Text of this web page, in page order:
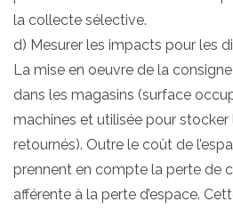
la collecte sélective.
d) Mesurer les impacts pour les
La mise en oeuvre de la
dans les magasins (surface
machines et utilisée pour
retournés). Outre le coût de
prennent en compte la perte de
afférente à la perte d’espace.